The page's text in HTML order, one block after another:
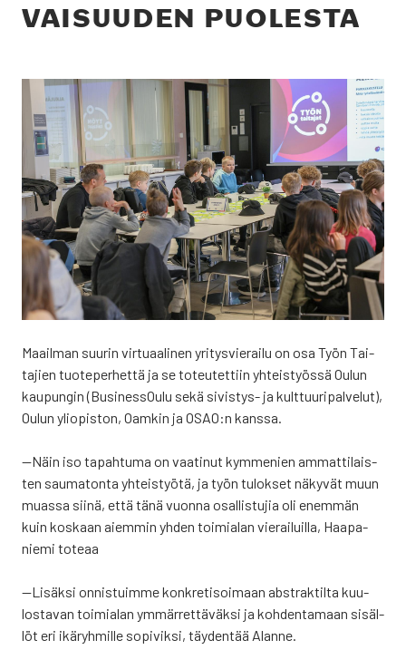
VAI­SUU­DEN PUO­LES­TA
Maa­il­man suu­rin vir­tu­aa­li­nen yri­tys­vie­rai­lu on osa Työn Tai­
ta­jien tuo­te­per­het­tä ja se toteu­tet­tiin yhteis­työs­sä Oulun
kau­pun­gin (Business­Oulu sekä sivis­tys- ja kult­tuu­ri­pal­ve­lut),
Oulun yli­opis­ton, Oam­kin ja OSAO:n kans­sa.
—Näin iso tapah­tu­ma on vaa­ti­nut kym­me­nien ammat­ti­lais­
ten sau­ma­ton­ta yhteis­työ­tä, ja työn tulok­set näky­vät muun
muas­sa sii­nä, että tänä vuon­na osal­lis­tu­jia oli enem­män
kuin kos­kaan aiem­min yhden toi­mia­lan vie­rai­luil­la, Haa­pa­
nie­mi tote­aa
—Lisäk­si onnis­tuim­me kon­kre­ti­soi­maan abstrak­til­ta kuu­
los­ta­van toi­mia­lan ymmär­ret­tä­väk­si ja koh­den­ta­maan sisäl­
löt eri ikä­ryh­mil­le sopi­vik­si, täy­den­tää Alan­ne.